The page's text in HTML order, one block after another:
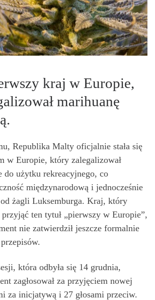
kraj w Europie,
marihuanę
Republika Malty oficjalnie stała się
w Europie, który zalegalizował
do użytku rekreacyjnego, co
międzynarodową i jednocześnie
żagli Luksemburga. Kraj, który
ten tytuł „pierwszy w Europie”,
nie zatwierdził jeszcze formalnie
która odbyła się 14 grudnia,
zagłosował za przyjęciem nowej
za inicjatywą i 27 głosami przeciw.